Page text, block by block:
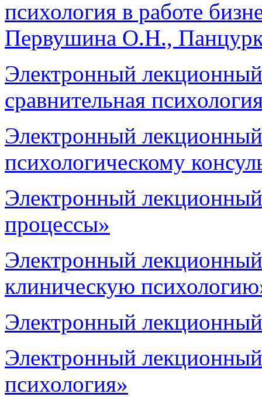
психология в работе
Первушина О.Н.,
Электронный
сравнительная
Электронный
психологическому
Электронный
процессы»
Электронный
клиническую
Электронный
Электронный
психология»